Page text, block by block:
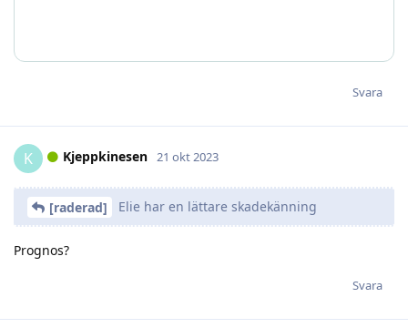
Svara
K Kjeppkinesen 21 okt 2023
[raderad] Elie har en lättare skadekänning
Prognos?
Svara